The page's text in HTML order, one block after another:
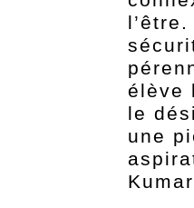
élève
le
une